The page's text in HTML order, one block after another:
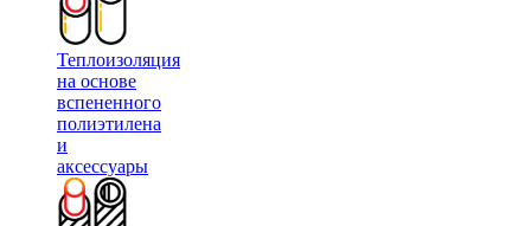
Теплоизоляция
на основе
вспененного
полиэтилена
и
аксессуары